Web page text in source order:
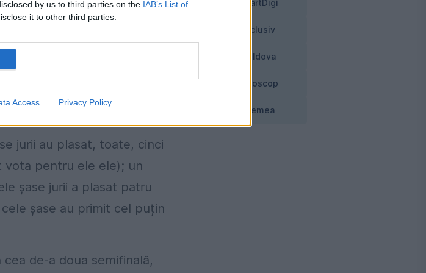
by us to third parties on the IAB’s List of
it to other third parties.
Access Privacy Policy
de vot al
sau telefonic, considerată
jurii au plasat, toate, cinci
pentru ele ele); un
șase jurii a plasat patru
șase au primit cel puțin
de-a doua semifinală,
SmartDigi
Exclusiv
Moldova
Horoscop
Vremea